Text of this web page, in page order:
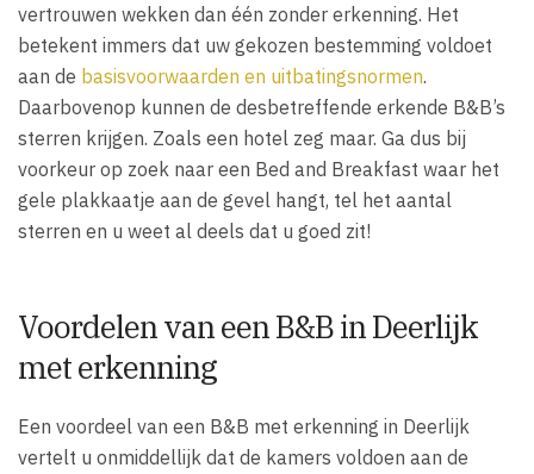
vertrouwen wekken dan één zonder erkenning. Het
betekent immers dat uw gekozen bestemming voldoet
aan de basisvoorwaarden en uitbatingsnormen.
Daarbovenop kunnen de desbetreffende erkende B&B’s
sterren krijgen. Zoals een hotel zeg maar. Ga dus bij
voorkeur op zoek naar een Bed and Breakfast waar het
gele plakkaatje aan de gevel hangt, tel het aantal
sterren en u weet al deels dat u goed zit!
Voordelen van een B&B in Deerlijk
met erkenning
Een voordeel van een B&B met erkenning in Deerlijk
vertelt u onmiddellijk dat de kamers voldoen aan de